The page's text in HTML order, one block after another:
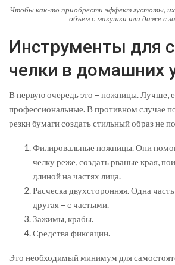
Чтобы как-то приобрести эффект густоты,
объем с макушки или даже с
Инструменты для
челки в домашних
В первую очередь это – ножницы. Лучше,
профессиональные. В противном случае
резки бумаги создать стильный образ не
Филировальные ножницы. Они
челку реже, создать рваные края,
длиной на частях лица.
Расческа двухсторонняя. Одна
другая – с частыми.
Зажимы, крабы.
Средства фиксации.
Это необходимый минимум для